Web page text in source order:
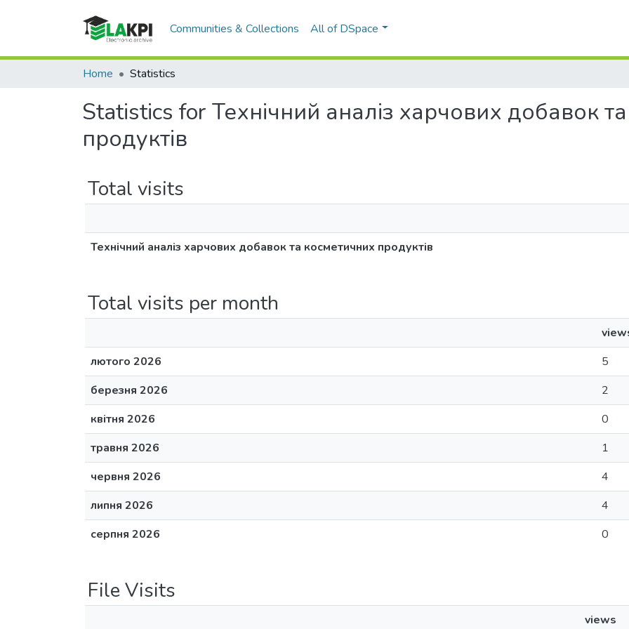
Communities & Collections All of DSpace
Home Statistics
Statistics for Технічний аналіз харчових добавок
продуктів
Total visits
Технічний аналіз харчових добавок та косметичних продуктів
Total visits per month
лютого 2026
5
березня 2026
2
квітня 2026
0
травня 2026
1
червня 2026
4
липня 2026
4
серпня 2026
0
File Visits
views